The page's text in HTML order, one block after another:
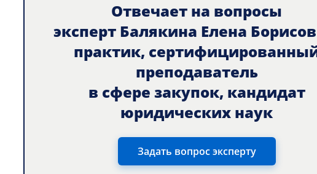
Отвечает на вопросы
эксперт Балякина Елена
практик,
преподаватель
в сфере закупок, кандидат
юридических наук
Задать вопрос эксперту